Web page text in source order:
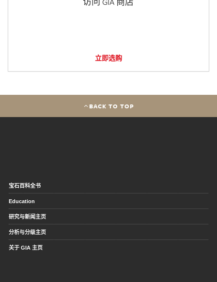
立即选购
BACK TO TOP
宝石百科全书
Education
研究与新闻主页
分析与分级主页
关于 GIA 主页